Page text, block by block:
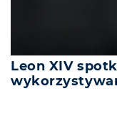
Leon XIV